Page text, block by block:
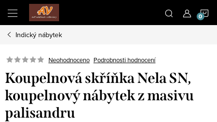
obsah
Indický nábytek
Neohodnoceno Podrobnosti hodnocení
Koupelnová skříňka Nela SN,
koupelnový nábytek z masivu
palisandru